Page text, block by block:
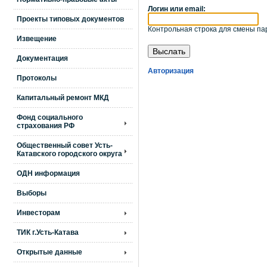
Проекты типовых документов
Извещение
Документация
Протоколы
Капитальный ремонт МКД
Фонд социального
страхования РФ
Общественный совет Усть-
Катавского городского округа
ОДН информация
Выборы
Инвесторам
ТИК г.Усть-Катава
Открытые данные
Логин или email:
Контрольная строка для смены
Авторизация